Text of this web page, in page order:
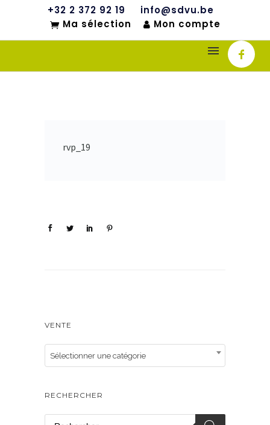
+32 2 372 92 19
info@sdvu.be
Ma sélection
Mon compte
rvp_19
VENTE
Sélectionner une catégorie
RECHERCHER